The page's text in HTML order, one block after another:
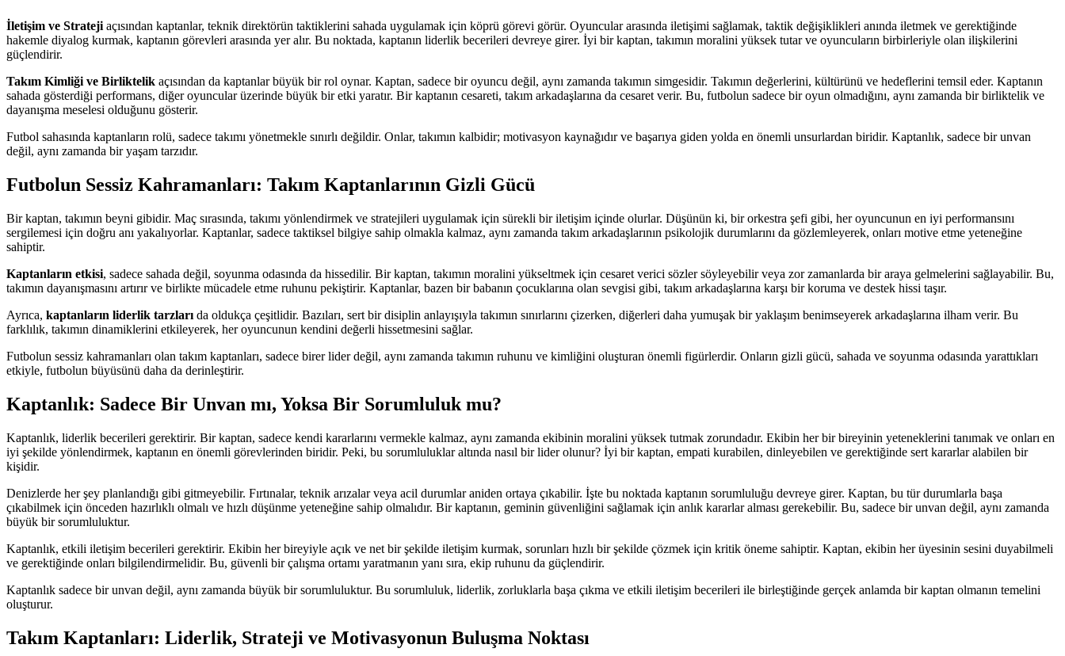
İletişim ve Strateji açısından kaptanlar, teknik direktörün taktiklerini sahada uygulamak için köprü görevi görür. Oyuncular arasında iletişimi sağlamak, taktik değişiklikleri anında iletmek ve gerektiğinde
hakemle diyalog kurmak, kaptanın görevleri arasında yer alır. Bu noktada, kaptanın liderlik becerileri devreye girer. İyi bir kaptan, takımın moralini yüksek tutar ve oyuncuların birbirleriyle olan ilişkilerini
güçlendirir.
Takım Kimliği ve Birliktelik açısından da kaptanlar büyük bir rol oynar. Kaptan, sadece bir oyuncu değil, aynı zamanda takımın simgesidir. Takımın değerlerini, kültürünü ve hedeflerini temsil eder. Kaptanın
sahada gösterdiği performans, diğer oyuncular üzerinde büyük bir etki yaratır. Bir kaptanın cesareti, takım arkadaşlarına da cesaret verir. Bu, futbolun sadece bir oyun olmadığını, aynı zamanda bir birliktelik ve
dayanışma meselesi olduğunu gösterir.
Futbol sahasında kaptanların rolü, sadece takımı yönetmekle sınırlı değildir. Onlar, takımın kalbidir; motivasyon kaynağıdır ve başarıya giden yolda en önemli unsurlardan biridir. Kaptanlık, sadece bir unvan
değil, aynı zamanda bir yaşam tarzıdır.
Futbolun Sessiz Kahramanları: Takım Kaptanlarının Gizli Gücü
Bir kaptan, takımın beyni gibidir. Maç sırasında, takımı yönlendirmek ve stratejileri uygulamak için sürekli bir iletişim içinde olurlar. Düşünün ki, bir orkestra şefi gibi, her oyuncunun en iyi performansını
sergilemesi için doğru anı yakalıyorlar. Kaptanlar, sadece taktiksel bilgiye sahip olmakla kalmaz, aynı zamanda takım arkadaşlarının psikolojik durumlarını da gözlemleyerek, onları motive etme yeteneğine
sahiptir.
Kaptanların etkisi, sadece sahada değil, soyunma odasında da hissedilir. Bir kaptan, takımın moralini yükseltmek için cesaret verici sözler söyleyebilir veya zor zamanlarda bir araya gelmelerini sağlayabilir. Bu,
takımın dayanışmasını artırır ve birlikte mücadele etme ruhunu pekiştirir. Kaptanlar, bazen bir babanın çocuklarına olan sevgisi gibi, takım arkadaşlarına karşı bir koruma ve destek hissi taşır.
Ayrıca, kaptanların liderlik tarzları da oldukça çeşitlidir. Bazıları, sert bir disiplin anlayışıyla takımın sınırlarını çizerken, diğerleri daha yumuşak bir yaklaşım benimseyerek arkadaşlarına ilham verir. Bu
farklılık, takımın dinamiklerini etkileyerek, her oyuncunun kendini değerli hissetmesini sağlar.
Futbolun sessiz kahramanları olan takım kaptanları, sadece birer lider değil, aynı zamanda takımın ruhunu ve kimliğini oluşturan önemli figürlerdir. Onların gizli gücü, sahada ve soyunma odasında yarattıkları
etkiyle, futbolun büyüsünü daha da derinleştirir.
Kaptanlık: Sadece Bir Unvan mı, Yoksa Bir Sorumluluk mu?
Kaptanlık, liderlik becerileri gerektirir. Bir kaptan, sadece kendi kararlarını vermekle kalmaz, aynı zamanda ekibinin moralini yüksek tutmak zorundadır. Ekibin her bir bireyinin yeteneklerini tanımak ve onları en
iyi şekilde yönlendirmek, kaptanın en önemli görevlerinden biridir. Peki, bu sorumluluklar altında nasıl bir lider olunur? İyi bir kaptan, empati kurabilen, dinleyebilen ve gerektiğinde sert kararlar alabilen bir
kişidir.
Denizlerde her şey planlandığı gibi gitmeyebilir. Fırtınalar, teknik arızalar veya acil durumlar aniden ortaya çıkabilir. İşte bu noktada kaptanın sorumluluğu devreye girer. Kaptan, bu tür durumlarla başa
çıkabilmek için önceden hazırlıklı olmalı ve hızlı düşünme yeteneğine sahip olmalıdır. Bir kaptanın, geminin güvenliğini sağlamak için anlık kararlar alması gerekebilir. Bu, sadece bir unvan değil, aynı zamanda
büyük bir sorumluluktur.
Kaptanlık, etkili iletişim becerileri gerektirir. Ekibin her bireyiyle açık ve net bir şekilde iletişim kurmak, sorunları hızlı bir şekilde çözmek için kritik öneme sahiptir. Kaptan, ekibin her üyesinin sesini duyabilmeli
ve gerektiğinde onları bilgilendirmelidir. Bu, güvenli bir çalışma ortamı yaratmanın yanı sıra, ekip ruhunu da güçlendirir.
Kaptanlık sadece bir unvan değil, aynı zamanda büyük bir sorumluluktur. Bu sorumluluk, liderlik, zorluklarla başa çıkma ve etkili iletişim becerileri ile birleştiğinde gerçek anlamda bir kaptan olmanın temelini
oluşturur.
Takım Kaptanları: Liderlik, Strateji ve Motivasyonun Buluşma Noktası